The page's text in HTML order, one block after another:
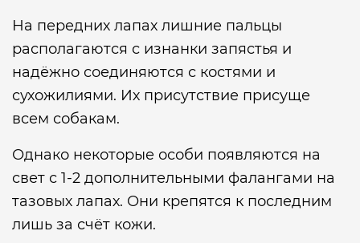
На передних лапах лишние пальцы
располагаются с изнанки запястья и
надёжно соединяются с костями и
сухожилиями. Их присутствие присуще
всем собакам.
Однако некоторые особи появляются на
свет с 1-2 дополнительными фалангами на
тазовых лапах. Они крепятся к последним
лишь за счёт кожи.